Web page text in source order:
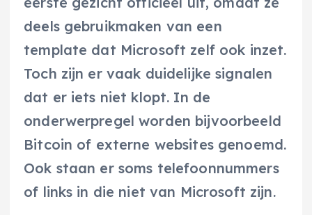
deels gebruikmaken van een
template dat Microsoft zelf ook inzet.
Toch zijn er vaak duidelijke signalen
dat er iets niet klopt. In de
onderwerpregel worden bijvoorbeeld
Bitcoin of externe websites genoemd.
Ook staan er soms telefoonnummers
of links in die niet van Microsoft zijn.